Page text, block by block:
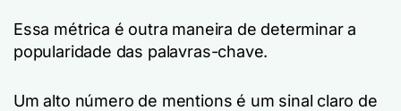
Essa métrica é outra maneira de determinar a
popularidade das palavras-chave.
Um alto número de mentions é um sinal claro de